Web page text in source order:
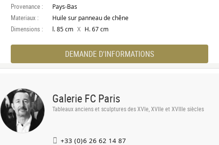
Provenance : Pays-Bas
Materiaux : Huile sur panneau de chêne
Dimensions : l. 85 cm X H. 67 cm
DEMANDE D'INFORMATIONS
Galerie FC Paris
Tableaux anciens et sculptures des XVIe, XVIIe et XVIIIe siècles
+33 (0)6 26 62 14 87